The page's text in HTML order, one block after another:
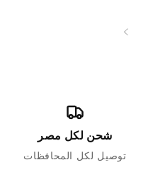
شحن لكل مصر
توصيل لكل المحافظات